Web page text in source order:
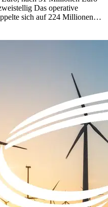
Das operative
sich auf 224 Millionen…